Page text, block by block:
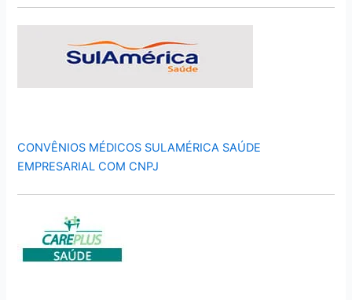
CONVÊNIOS MÉDICOS SULAMÉRICA SAÚDE
EMPRESARIAL COM CNPJ